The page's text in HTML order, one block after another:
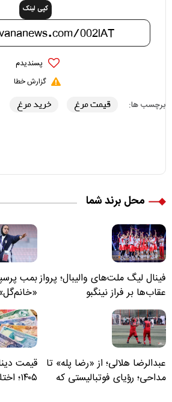
کپی لینک
پسندیدم
گزارش خطا
برچسب ها: قیمت مرغ خرید مرغ
محل برند شما
فینال لیگ ملت‌های والیبال؛ پرواز
عقاب‌ها بر فراز نینگبو
بمب
عبدالرضا هلالی؛ از «رضا پله» تا
مداحی؛ رؤیای فوتبالیستی که